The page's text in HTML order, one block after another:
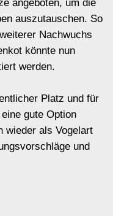
Ausgewä
hlte
akzeptier
en